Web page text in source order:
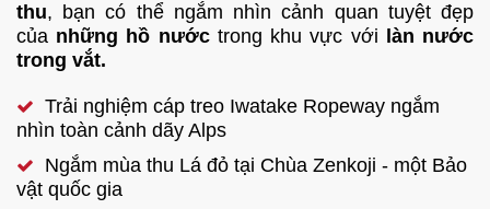
thu, bạn có thể ngắm nhìn cảnh quan tuyệt đẹp
của những hồ nước trong khu vực với làn nước
trong vắt.
Trải nghiệm cáp treo Iwatake Ropeway ngắm
nhìn toàn cảnh dãy Alps
Ngắm mùa thu Lá đỏ tại Chùa Zenkoji - một Bảo
vật quốc gia